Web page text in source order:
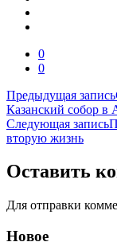
0
0
Навигация
по
записям
Предыдущая запись
Казанский собор в
Следующая запись
вторую жизнь
Оставить
Для отправки
Новое